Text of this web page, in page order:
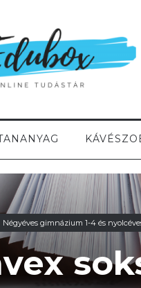
Négyéves gimnázium 1-4 és